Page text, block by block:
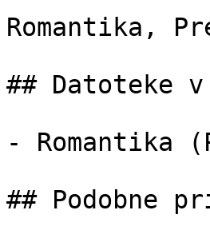
Romantika,
## Datoteke
- Romantika
## Podobne